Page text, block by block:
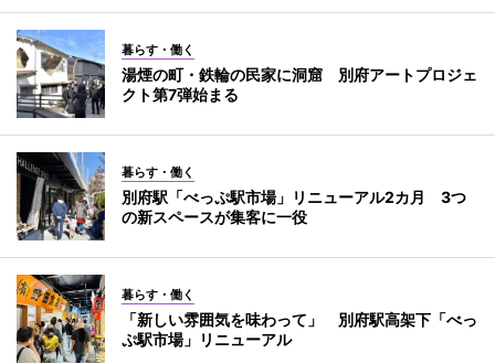
暮らす・働く
湯煙の町・鉄輪の民家に洞窟 別府アートプロジェ
クト第7弾始まる
暮らす・働く
別府駅「べっぷ駅市場」リニューアル2カ月 3つ
の新スペースが集客に一役
暮らす・働く
「新しい雰囲気を味わって」 別府駅高架下「べっ
ぷ駅市場」リニューアル